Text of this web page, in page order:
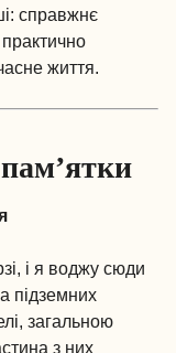
справжнє
життя.
і я воджу сюди
підземних
загальною
з них